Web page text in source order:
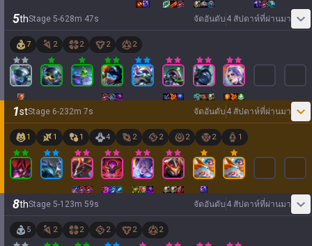
5thStage 5-628m 47s จัดอันดับ 4 สัปดาห์ที่ผ่านมา
7 2 2 2 2
1stStage 6-232m 7s จัดอันดับ 4 สัปดาห์ที่ผ่านมา
1 1 1 4 2 2 2 2 1
8thStage 5-1 23m 59s จัดอันดับ 4 สัปดาห์ที่ผ่านมา
5 2 2 2 2 2